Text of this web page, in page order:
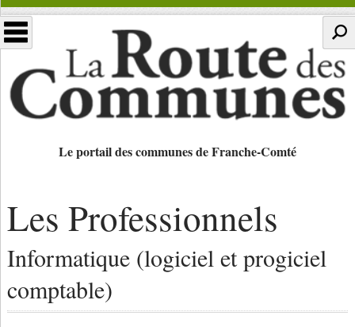
Le portail des communes de Franche-Comté
Les Professionnels
Informatique (logiciel et progiciel
comptable)